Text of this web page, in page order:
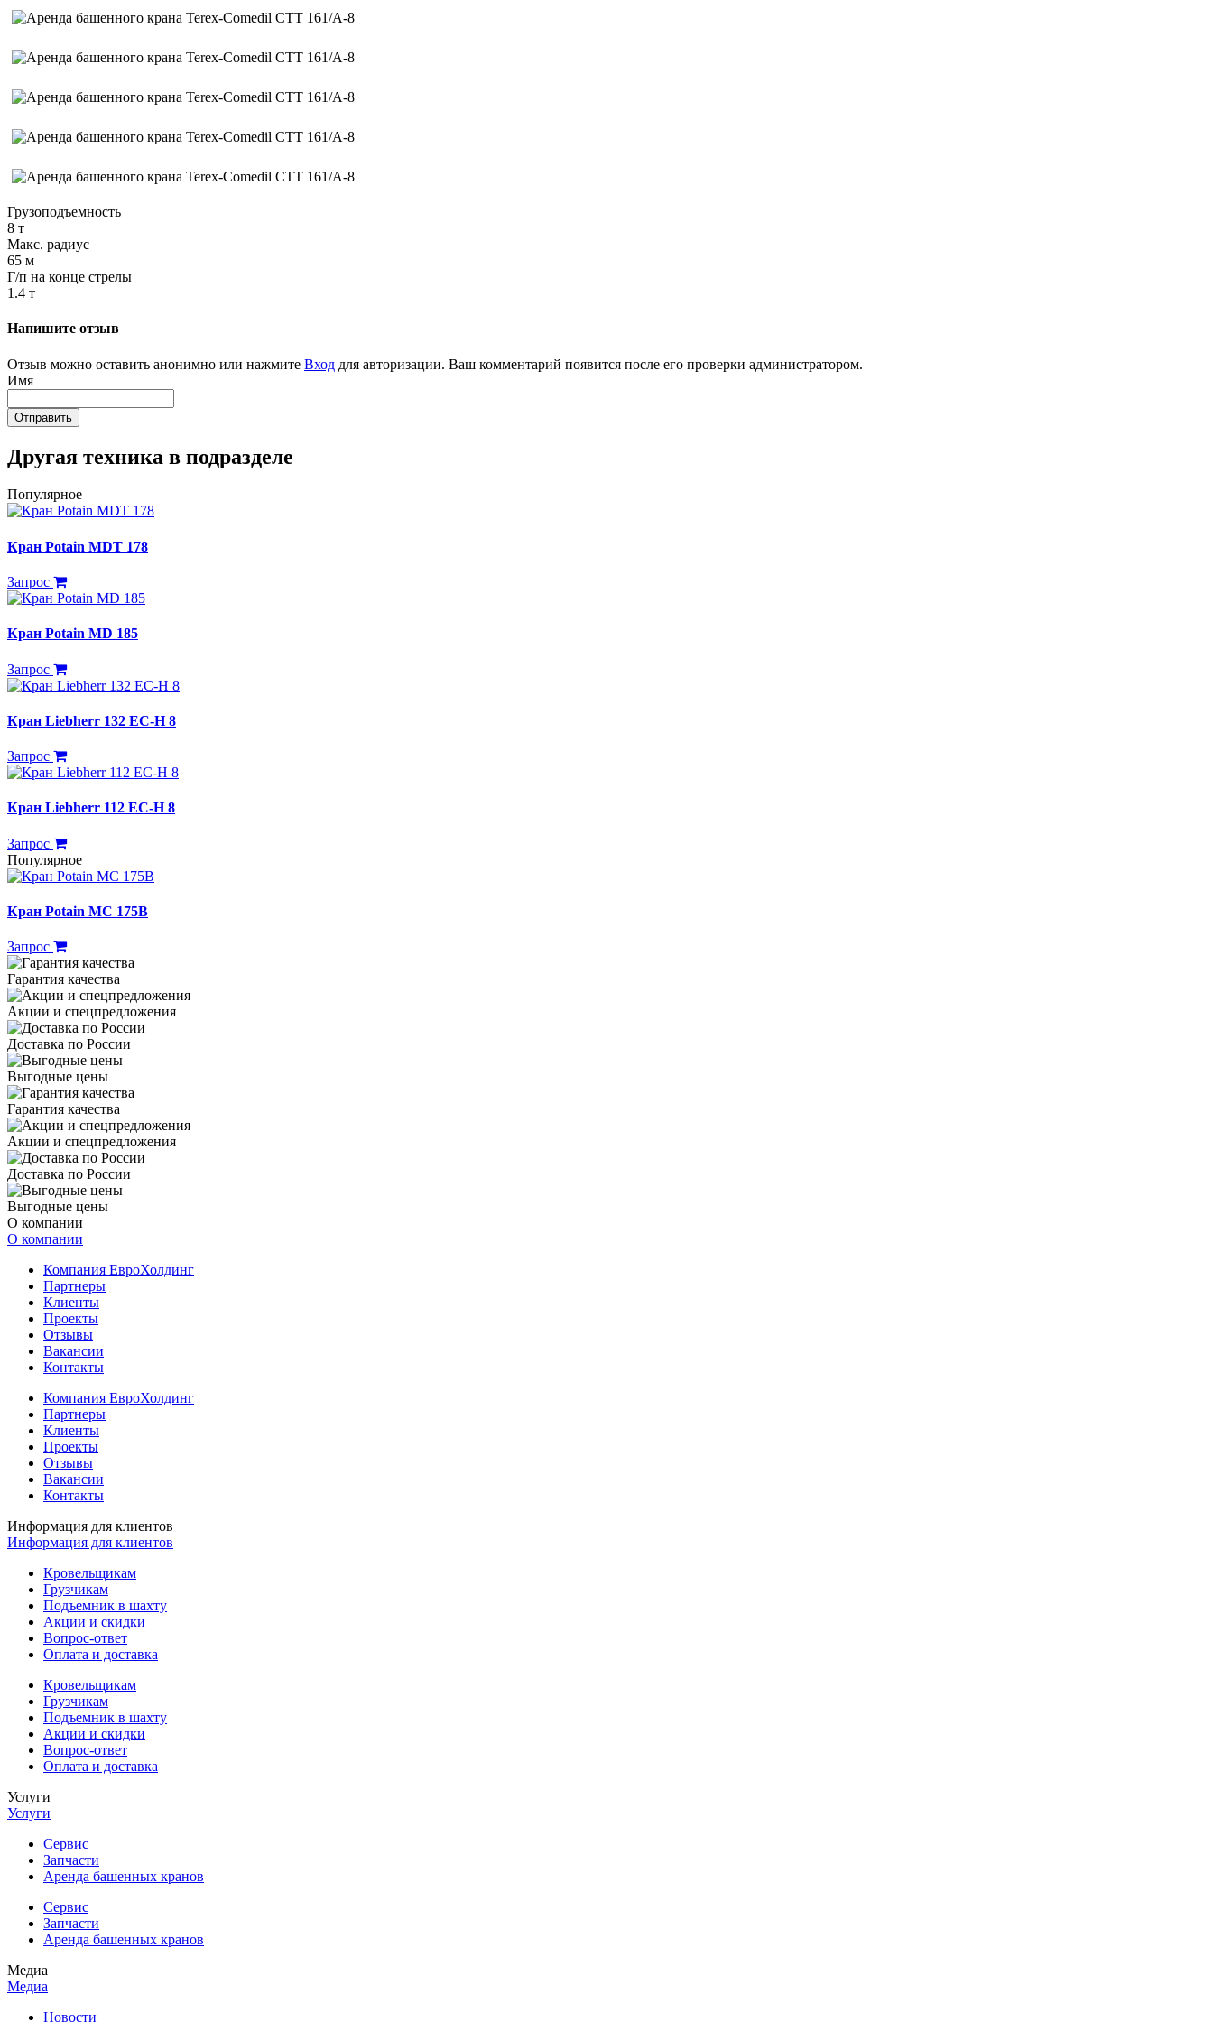
Грузоподъемность
8 т
Макс. радиус
65 м
Г/п на конце стрелы
1.4 т
Напишите отзыв
Отзыв можно оставить анонимно или нажмите Вход для авторизации. Ваш комментарий появится после его проверки администратором.
Имя
Отправить
Другая техника в подразделе
Популярное
Кран Potain MDT 178
Запрос
Кран Potain MD 185
Запрос
Кран Liebherr 132 EC-H 8
Запрос
Кран Liebherr 112 EC-H 8
Запрос
Популярное
Кран Potain MC 175B
Запрос
Гарантия качества
Акции и спецпредложения
Доставка по России
Выгодные цены
Гарантия качества
Акции и спецпредложения
Доставка по России
Выгодные цены
О компании
О компании
Компания ЕвроХолдинг
Партнеры
Клиенты
Проекты
Отзывы
Вакансии
Контакты
Компания ЕвроХолдинг
Партнеры
Клиенты
Проекты
Отзывы
Вакансии
Контакты
Информация для клиентов
Информация для клиентов
Кровельщикам
Грузчикам
Подъемник в шахту
Акции и скидки
Вопрос-ответ
Оплата и доставка
Кровельщикам
Грузчикам
Подъемник в шахту
Акции и скидки
Вопрос-ответ
Оплата и доставка
Услуги
Услуги
Сервис
Запчасти
Аренда башенных кранов
Сервис
Запчасти
Аренда башенных кранов
Медиа
Медиа
Новости